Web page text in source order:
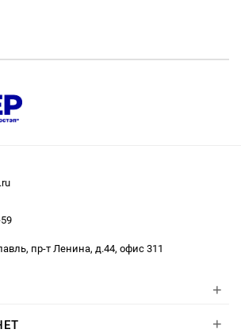
пр-т Ленина, д.44, офис 311
+
+